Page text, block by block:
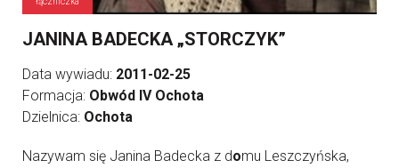
JANINA BADECKA „STORCZYK”
Data wywiadu: 2011-02-25
Formacja: Obwód IV Ochota
Dzielnica: Ochota
Nazywam się Janina Badecka z domu Leszczyńska,